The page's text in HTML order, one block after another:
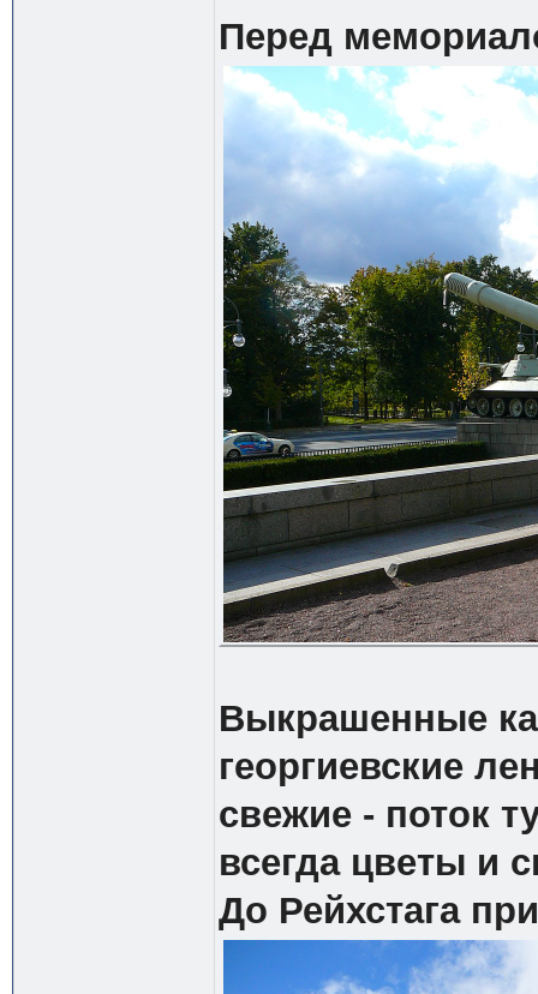
Перед
Выкрашенные
георгиевские
свежие - поток
всегда цветы и
До Рейхстага